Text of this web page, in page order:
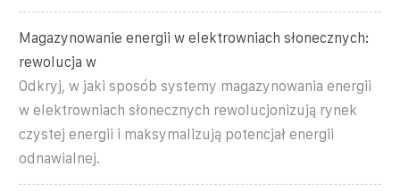
Magazynowanie energii w elektrowniach słonecznych:
rewolucja w
Odkryj, w jaki sposób systemy magazynowania energii
w elektrowniach słonecznych rewolucjonizują rynek
czystej energii i maksymalizują potencjał energii
odnawialnej.